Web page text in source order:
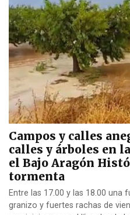
Campos y calles
calles y árboles en
el Bajo Aragón
tormenta
Entre las 17.00 y las 18.00
granizo y fuertes rachas de